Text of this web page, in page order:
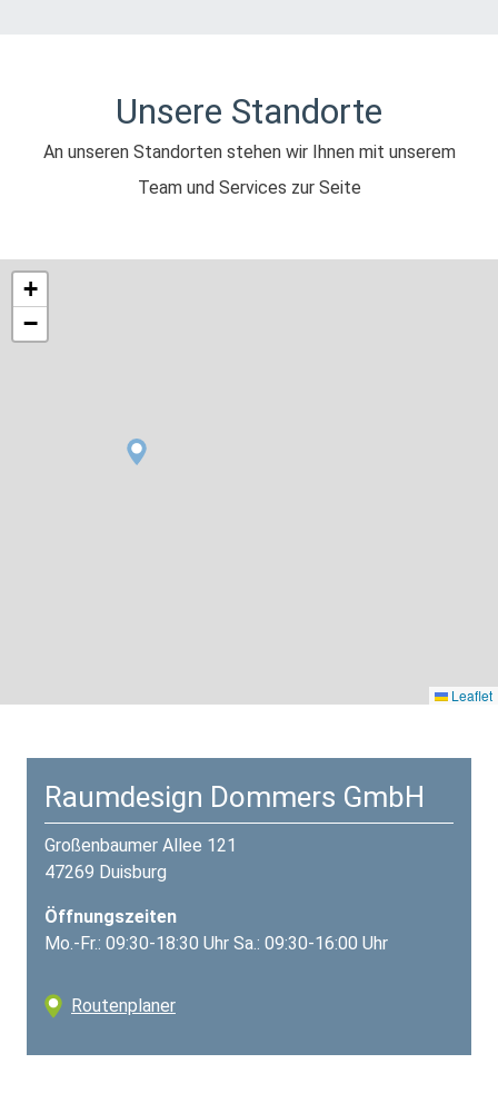
Unsere Standorte
An unseren Standorten stehen wir Ihnen mit unserem
Team und Services zur Seite
Raumdesign Dommers GmbH
Großenbaumer Allee 121
47269 Duisburg
Öffnungszeiten
Mo.-Fr.: 09:30-18:30 Uhr Sa.: 09:30-16:00 Uhr
Routenplaner